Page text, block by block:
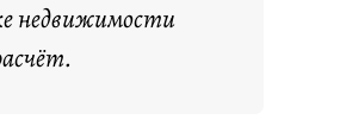
недвижимости